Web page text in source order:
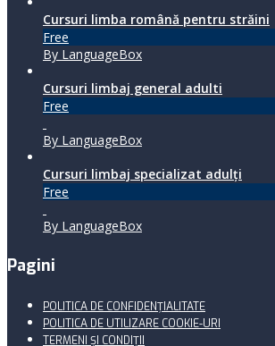
Cursuri limba română pentru străini
Free
By LanguageBox
Cursuri limbaj general adulti
Free
By LanguageBox
Cursuri limbaj specializat adulţi
Free
By LanguageBox
Pagini
POLITICA DE CONFIDENȚIALITATE
POLITICA DE UTILIZARE COOKIE-URI
TERMENI ŞI CONDIŢII